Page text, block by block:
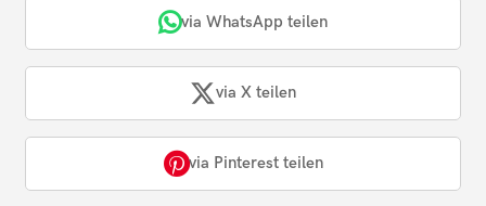
via WhatsApp teilen
via X teilen
via Pinterest teilen